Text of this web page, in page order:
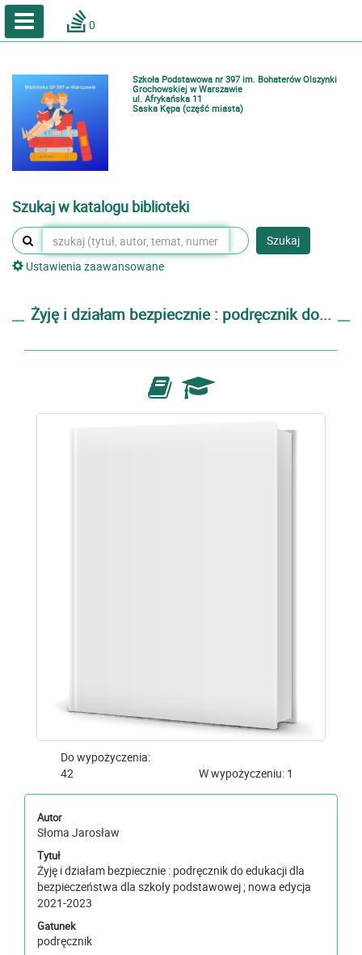
Katalog online biblioteki szkolnej
Lektury
0
Szkoła Podstawowa nr 397 im. Bohaterów Olszynki
Grochowskiej w Warszawie
ul. Afrykańska 11
Saska Kępa (część miasta)
Szukaj w katalogu biblioteki
Szukaj
Ustawienia zaawansowane
Żyję i działam bezpiecznie : podręcznik do...
Do wypożyczenia:
42
W wypożyczeniu: 1
Autor
Słoma Jarosław
Tytuł
Żyję i działam bezpiecznie : podręcznik do edukacji dla
bezpieczeństwa dla szkoły podstawowej ; nowa edycja
2021-2023
Gatunek
podręcznik